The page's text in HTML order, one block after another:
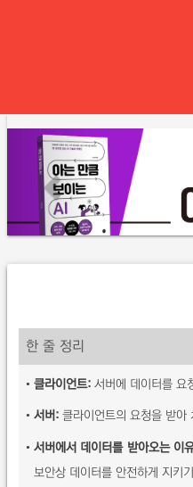
p
r
e
v
i
o
한 줄 정리
• 클라이언트:서버에 데이터를 요
• 서버:클라이언트의 요청을 받아
•서버에서 데이터를 받아오는 이
보안상 데이터를 안전하게 지키